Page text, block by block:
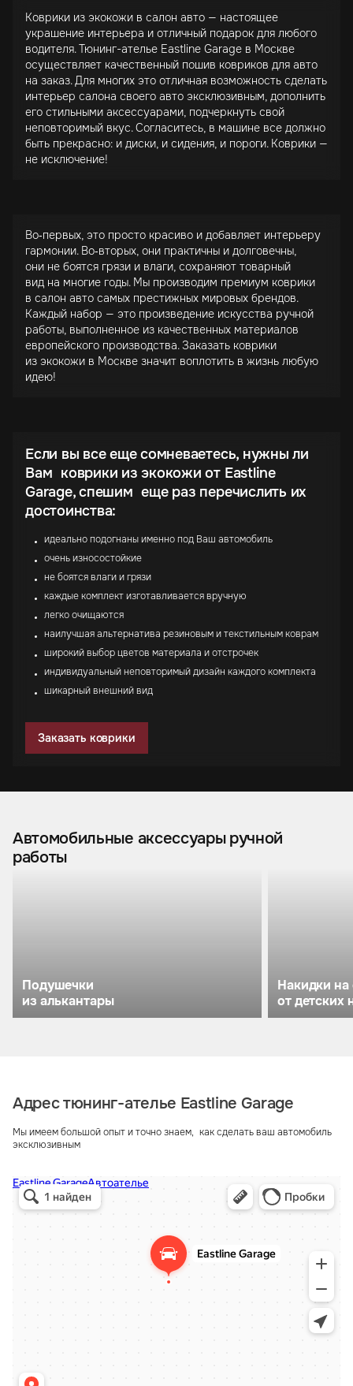
Коврики из экокожи в салон авто — настоящее
украшение интерьера и отличный подарок для любого
водителя. Тюнинг-ателье Eastline Garage в Москве
осуществляет качественный пошив ковриков для авто
на заказ. Для многих это отличная возможность сделать
интерьер салона своего авто эксклюзивным, дополнить
его стильными аксессуарами, подчеркнуть свой
неповторимый вкус. Согласитесь, в машине все должно
быть прекрасно: и диски, и сидения, и пороги. Коврики —
не исключение!
Во‑первых, это просто красиво и добавляет интерьеру
гармонии. Во‑вторых, они практичны и долговечны,
они не боятся грязи и влаги, сохраняют товарный
вид на многие годы. Мы производим премиум коврики
в салон авто самых престижных мировых брендов.
Каждый набор — это произведение искусства ручной
работы, выполненное из качественных материалов
европейского производства. Заказать коврики
из экокожи в Москве значит воплотить в жизнь любую
идею!
Если вы все еще сомневаетесь, нужны ли
Вам коврики из экокожи от Eastline
Garage, спешим еще раз перечислить их
достоинства:
идеально подогнаны именно под Ваш автомобиль
очень износостойкие
не боятся влаги и грязи
каждые комплект изготавливается вручную
легко очищаются
наилучшая альтернатива резиновым и текстильным коврам
широкий выбор цветов материала и отстрочек
индивидуальный неповторимый дизайн каждого комплекта
шикарный внешний вид
Заказать коврики
Автомобильные аксессуары ручной
работы
Подушечки
из алькантары
Накидки на
от детских
Адрес тюнинг-ателье Eastline Garage
Мы имеем большой опыт и точно знаем, как сделать ваш автомобиль
эксклюзивным